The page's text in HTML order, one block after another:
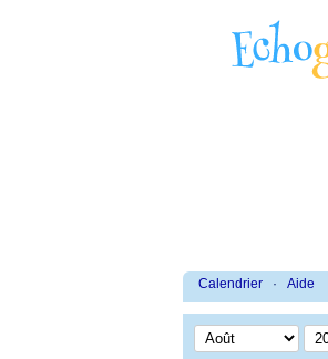
Calendrier · Aide